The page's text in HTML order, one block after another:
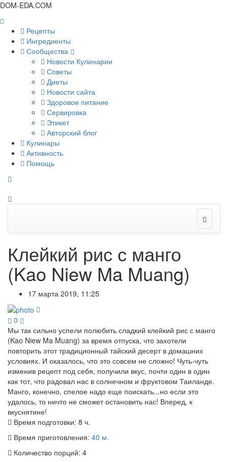
DOM-EDA.COM
Рецепты
Ингредиенты
Сообщества
Новости Кулинарии
Советы
Диеты
Новости сайта
Здоровое питание
Сервировка
Этикет
Авторский блог
Кулинары
Активность
Помощь
Клейкий рис с манго
(Kao Niew Ma Muang)
17 марта 2019, 11:25
0
Мы так сильно успели полюбить сладкий клейкий рис с манго
(Kao Niew Ma Muang) за время отпуска, что захотели
повторить этот традиционный тайский десерт в домашних
условиях. И оказалось, что это совсем не сложно! Чуть-чуть
изменив рецепт под себя, получили вкус, почти один в один
как тот, что радовал нас в солнечном и фруктовом Таиланде.
Манго, конечно, спелое надо еще поискать...но если это
удалось, то ничто не сможет остановить нас! Вперед, к
вкуснятине!
Время подготовки: 8 ч.
Время приготовления: 40 м.
Количество порций: 4